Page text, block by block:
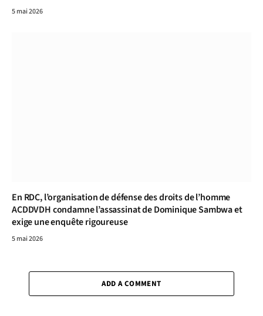
5 mai 2026
En RDC, l’organisation de défense des droits de l’homme
ACDDVDH condamne l’assassinat de Dominique Sambwa et
exige une enquête rigoureuse
5 mai 2026
ADD A COMMENT